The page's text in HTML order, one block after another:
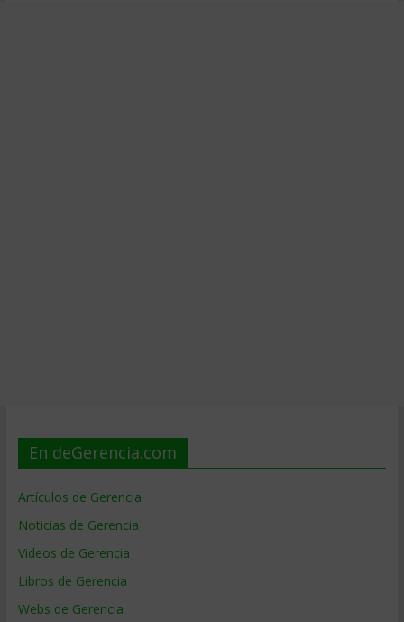
En deGerencia.com
Artículos de Gerencia
Noticias de Gerencia
Videos de Gerencia
Libros de Gerencia
Webs de Gerencia